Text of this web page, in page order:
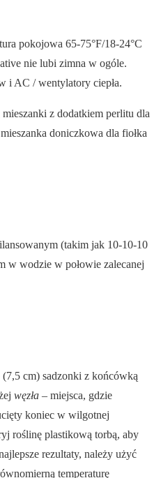
pokojowa 65-75°F/18-24°C
nie lubi zimna w ogóle.
i AC / wentylatory ciepła.
z dodatkiem perlitu dla
doniczkowa dla fiołka
(takim jak 10-10-10
w wodzie w połowie zalecanej
cm) sadzonki z końcówką
węzła – miejsca, gdzie
koniec w wilgotnej
roślinę plastikową torbą, aby
rezultaty, należy użyć
temperaturę